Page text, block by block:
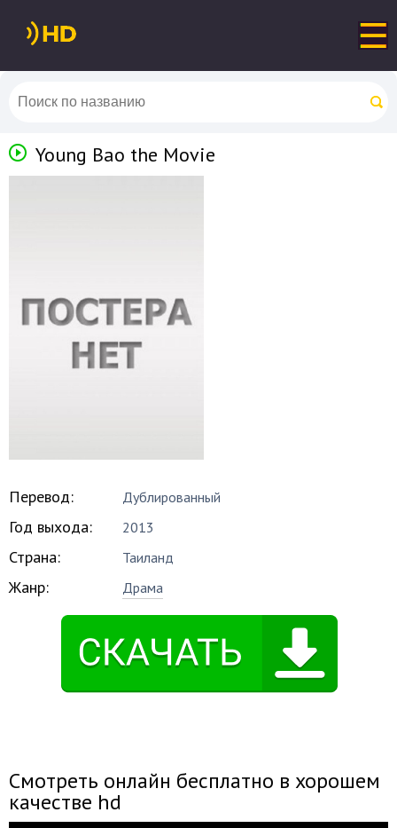
Young Bao the Movie
Перевод: Дублированный
Год выхода: 2013
Страна: Таиланд
Жанр: Драма
Смотреть онлайн бесплатно в хорошем
качестве hd